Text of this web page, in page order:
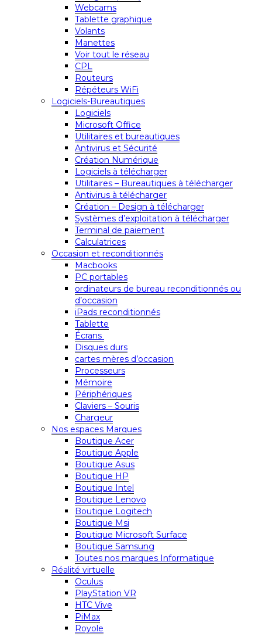
Webcams
Tablette graphique
Volants
Manettes
Voir tout le réseau
CPL
Routeurs
Répéteurs WiFi
Logiciels-Bureautiques
Logiciels
Microsoft Office
Utilitaires et bureautiques
Antivirus et Sécurité
Création Numérique
Logiciels à télécharger
Utilitaires – Bureautiques à télécharger
Antivirus à télécharger
Création – Design à télécharger
Systèmes d’exploitation à télécharger
Terminal de paiement
Calculatrices
Occasion et reconditionnés
Macbooks
PC portables
ordinateurs de bureau reconditionnés ou
d’occasion
iPads reconditionnés
Tablette
Écrans
Disques durs
cartes mères d’occasion
Processeurs
Mémoire
Périphériques
Claviers – Souris
Chargeur
Nos espaces Marques
Boutique Acer
Boutique Apple
Boutique Asus
Boutique HP
Boutique Intel
Boutique Lenovo
Boutique Logitech
Boutique Msi
Boutique Microsoft Surface
Boutique Samsung
Toutes nos marques Informatique
Réalité virtuelle
Oculus
PlayStation VR
HTC Vive
PiMax
Royole